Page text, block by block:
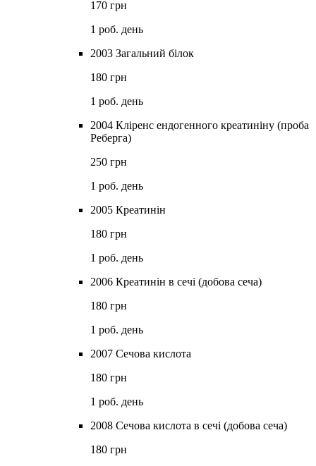
170 грн
1 роб. день
2003 Загальний білок
180 грн
1 роб. день
2004 Кліренс ендогенного креатиніну (проба
Реберга)
250 грн
1 роб. день
2005 Креатинін
180 грн
1 роб. день
2006 Креатинін в сечі (добова сеча)
180 грн
1 роб. день
2007 Сечова кислота
180 грн
1 роб. день
2008 Сечова кислота в сечі (добова сеча)
180 грн